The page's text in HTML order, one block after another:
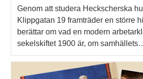
Genom att studera Heckscherska
Klippgatan 19 framträder en större
berättar om vad en modern
sekelskiftet 1900 är, om